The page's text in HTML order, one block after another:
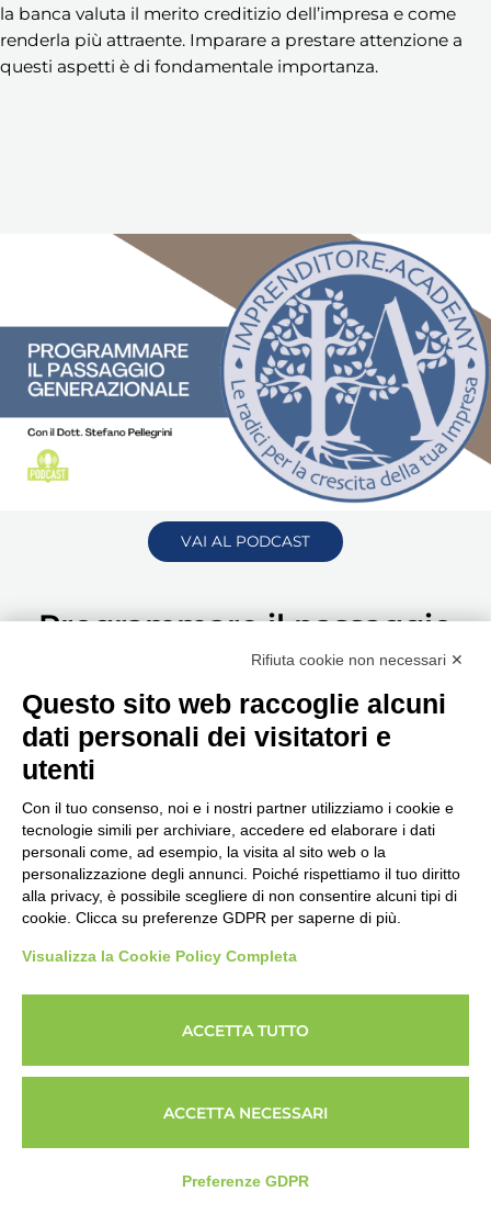
la banca valuta il merito creditizio dell’impresa e come
renderla più attraente. Imparare a prestare attenzione a
questi aspetti è di fondamentale importanza.
VAI AL PODCAST
Programmare il passaggio
generazionale, quando e come
Programmare il passaggio generazionale dell’azienda può
essere estremamente utile per un imprenditore. Questo
consente una transizione ordinata, una continuità
meglio iniziare a pianificare il passaggio generazionale in
anticipo, coinvolgendo professionisti qualificati. Ne
parliamo con il Dott. Pellegrini.
Rifiuta cookie non necessari ✕
Questo sito web raccoglie alcuni
dati personali dei visitatori e
utenti
Con il tuo consenso, noi e i nostri partner utilizziamo i cookie e
tecnologie simili per archiviare, accedere ed elaborare i dati
personali come, ad esempio, la visita al sito web o la
personalizzazione degli annunci. Poiché rispettiamo il tuo diritto
alla privacy, è possibile scegliere di non consentire alcuni tipi di
cookie. Clicca su preferenze GDPR per saperne di più.
Visualizza la Cookie Policy Completa
ACCETTA TUTTO
ACCETTA NECESSARI
Preferenze GDPR